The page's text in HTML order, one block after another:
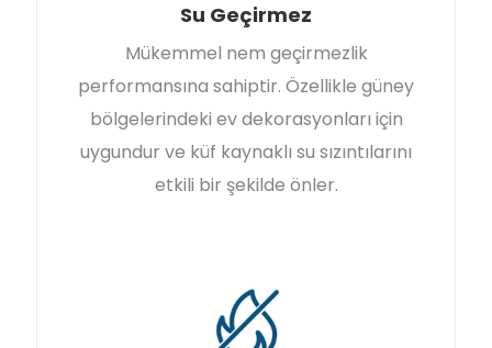
Su Geçirmez
Mükemmel nem geçirmezlik
performansına sahiptir. Özellikle güney
bölgelerindeki ev dekorasyonları için
uygundur ve küf kaynaklı su sızıntılarını
etkili bir şekilde önler.